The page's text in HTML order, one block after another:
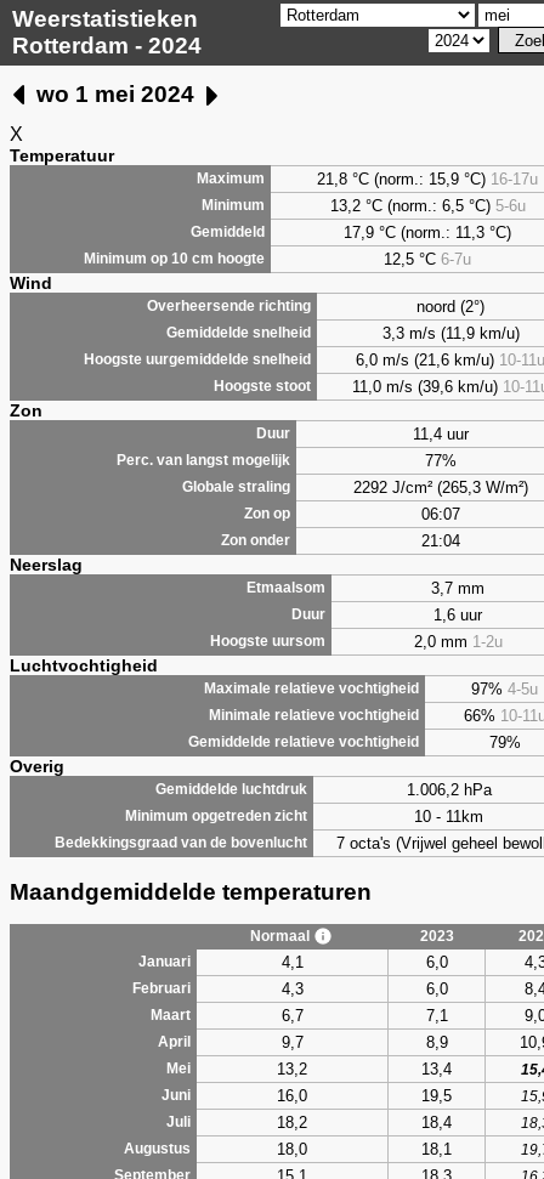
Weerstatistieken
Rotterdam - 2024
wo 1 mei 2024
X
Temperatuur
Maximum 21,8 °C (norm.: 15,9 °C) 16-17u
Minimum 13,2 °C (norm.: 6,5 °C) 5-6u
Gemiddeld 17,9 °C (norm.: 11,3 °C)
Minimum op 10 cm hoogte 12,5 °C 6-7u
Wind
Overheersende richting noord (2°)
Gemiddelde snelheid 3,3 m/s (11,9 km/u)
Hoogste uurgemiddelde snelheid 6,0 m/s (21,6 km/u) 10-11u
Hoogste stoot 11,0 m/s (39,6 km/u) 10-
Zon
Duur 11,4 uur
Perc. van langst mogelijk 77%
Globale straling 2292 J/cm² (265,3 W/m²)
Zon op 06:07
Zon onder 21:04
Neerslag
Etmaalsom 3,7 mm
Duur 1,6 uur
Hoogste uursom 2,0 mm 1-2u
Luchtvochtigheid
Maximale relatieve vochtigheid 97% 4-5u
Minimale relatieve vochtigheid 66% 10-
Gemiddelde relatieve vochtigheid 79%
Overig
Gemiddelde luchtdruk 1.006,2 hPa
Minimum opgetreden zicht 10 - 11km
Bedekkingsgraad van de bovenlucht 7 octa's (Vrijwel geheel
Maandgemiddelde temperaturen
Normaal 2023
Januari
4,1 6,0
Februari 4,3 6,0
Maart 6,7 7,1
April 9,7 8,9
Mei 13,2 13,4
Juni
16,0 19,5
Juli
18,2 18,4
Augustus
18,0 18,1
September